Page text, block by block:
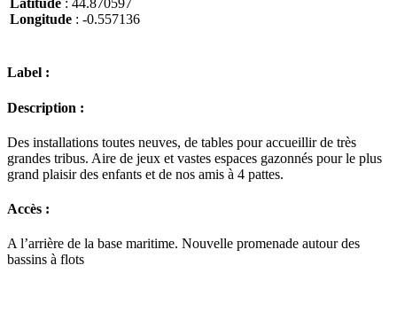
Longitude : -0.557136
Label :
Description :
Des installations toutes neuves, de tables pour accueillir de très
grandes tribus. Aire de jeux et vastes espaces gazonnés pour le plus
grand plaisir des enfants et de nos amis à 4 pattes.
Accès :
A l’arrière de la base maritime. Nouvelle promenade autour des
bassins à flots